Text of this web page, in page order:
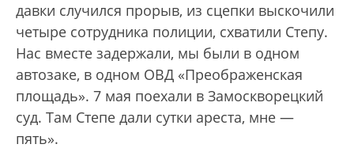
давки случился прорыв, из сцепки выскочили
четыре сотрудника полиции, схватили Степу.
Нас вместе задержали, мы были в одном
автозаке, в одном ОВД «Преображенская
площадь». 7 мая поехали в Замоскворецкий
суд. Там Степе дали сутки ареста, мне —
пять».